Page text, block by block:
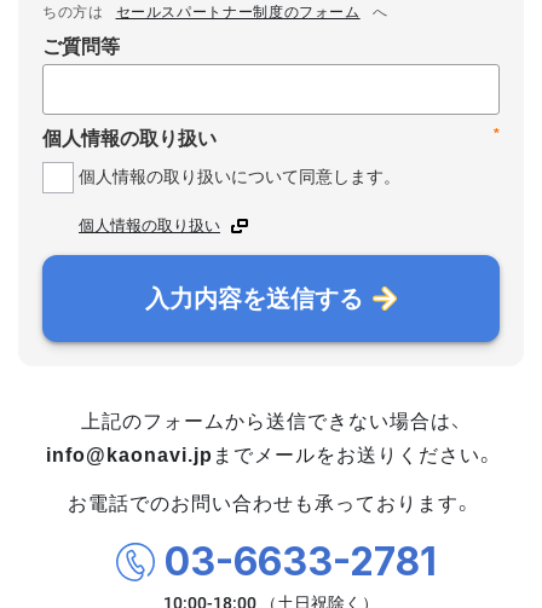
ちの方は
セールスパートナー制度のフォーム へ
ご質問等
*
個人情報の取り扱い
個人情報の取り扱いについて同意します。
個人情報の取り扱い
入力内容を送信する
上記のフォームから送信できない場合は、
info@kaonavi.jp までメールをお送りください。
お電話でのお問い合わせも承っております。
03-6633-2781